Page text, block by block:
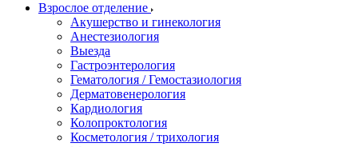
Взрослое отделение
Акушерство и гинекология
Анестезиология
Выезда
Гастроэнтерология
Гематология / Гемостазиология
Дерматовенерология
Кардиология
Колопроктология
Косметология / трихология